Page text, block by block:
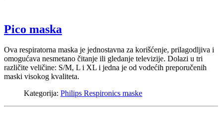
Pico maska
Ova respiratorna maska je jednostavna za korišćenje, prilagodljiva i
omogućava nesmetano čitanje ili gledanje televizije. Dolazi u tri
različite veličine: S/M, L i XL i jedna je od vodećih preporučenih
maski visokog kvaliteta.
Kategorija: Philips Respironics maske